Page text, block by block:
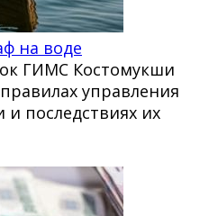
на воде
ГИМС Костомукши
управления
последствиях их